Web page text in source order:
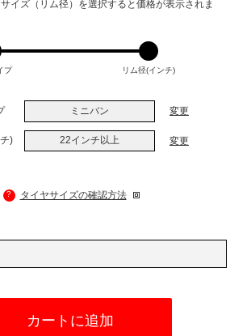
イズ（リム径）を選択すると価格が表示されま
プ リム径(インチ)
ミニバン 変更
) 22インチ以上 変更
? タイヤサイズの確認方法
カートに追加